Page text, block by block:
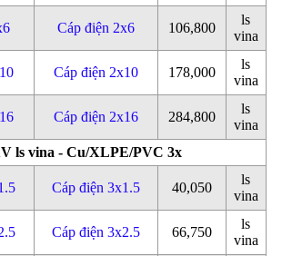
Cáp điện 2x6 106,800
ls
vina
Cáp điện 2x10 178,000
ls
vina
Cáp điện 2x16 284,800
ls
vina
ls vina - Cu/XLPE/PVC 3x
Cáp điện 3x1.5 40,050
ls
vina
Cáp điện 3x2.5 66,750
ls
vina